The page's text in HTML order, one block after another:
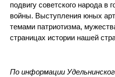
подвигу советского народа в
войны. Выступления юных
темами патриотизма, муж
страницах истории нашей
По информации